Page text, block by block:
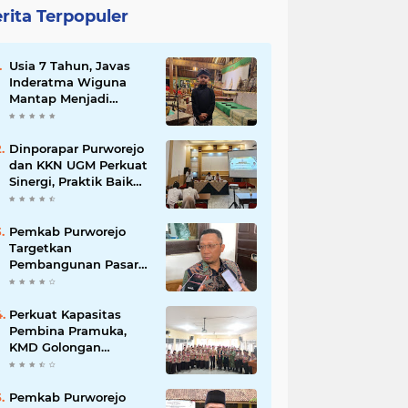
Terpopuler
Usia 7 Tahun, Javas
Inderatma Wiguna
Mantap Menjadi
Dalang Cilik, Sang
Menonton Wayang di
YouTube
Dinporapar Purworejo
dan KKN UGM Perkuat
Sinergi, Praktik Baik
Kecamatan Berdaya
Pemkab Purworejo
Targetkan
Pembangunan Pasar
Kutoarjo Dimulai 2027,
Kelayakan hingga
DED
Perkuat Kapasitas
Pembina Pramuka,
KMD Golongan
Penggalang Pituruh
Pemkab Purworejo